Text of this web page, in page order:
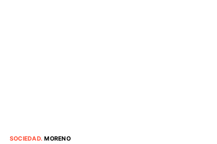
SOCIEDAD.MORENO